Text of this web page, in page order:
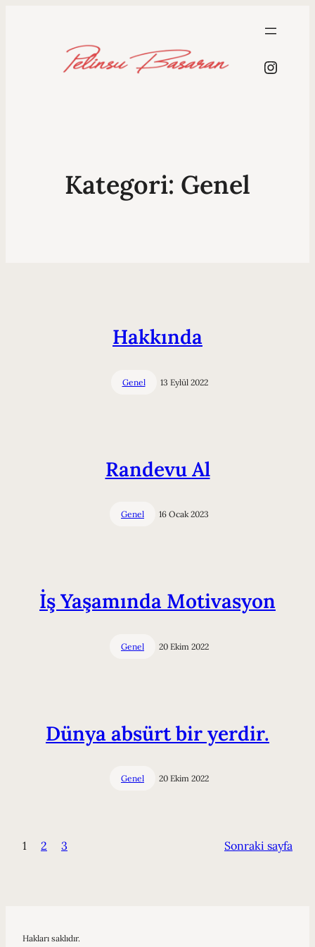
Kategori: Genel
Hakkında
Genel 13 Eylül 2022
Randevu Al
Genel 16 Ocak 2023
İş Yaşamında Motivasyon
Genel 20 Ekim 2022
Dünya absürt bir yerdir.
Genel 20 Ekim 2022
1 2 3 Sonraki sayfa
Hakları saklıdır.